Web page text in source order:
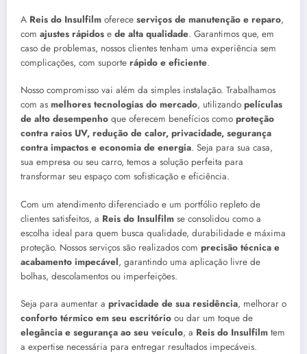
A Reis do Insulfilm oferece serviços de manutenção e reparo,
com ajustes rápidos e de alta qualidade. Garantimos que, em
caso de problemas, nossos clientes tenham uma experiência sem
complicações, com suporte rápido e eficiente.
Nosso compromisso vai além da simples instalação. Trabalhamos
com as melhores tecnologias do mercado, utilizando películas
de alto desempenho que oferecem benefícios como proteção
contra raios UV, redução de calor, privacidade, segurança
contra impactos e economia de energia. Seja para sua casa,
sua empresa ou seu carro, temos a solução perfeita para
transformar seu espaço com sofisticação e eficiência.
Com um atendimento diferenciado e um portfólio repleto de
clientes satisfeitos, a Reis do Insulfilm se consolidou como a
escolha ideal para quem busca qualidade, durabilidade e máxima
proteção. Nossos serviços são realizados com precisão técnica e
acabamento impecável, garantindo uma aplicação livre de
bolhas, descolamentos ou imperfeições.
Seja para aumentar a privacidade de sua residência, melhorar o
conforto térmico em seu escritório ou dar um toque de
elegância e segurança ao seu veículo, a Reis do Insulfilm tem
a expertise necessária para entregar resultados impecáveis.